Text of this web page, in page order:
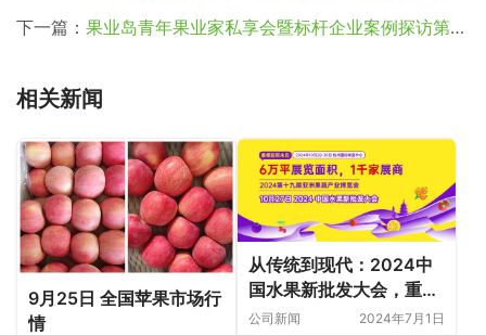
下一篇： 果业岛青年果业家私享会暨标杆企业案例探访第二期圆满举行！
相关新闻
9月25日 全国苹果市场行
情
从传统到现代：2024中
国水果新批发大会，重塑
行业格局
公司新闻 2024年7月1日